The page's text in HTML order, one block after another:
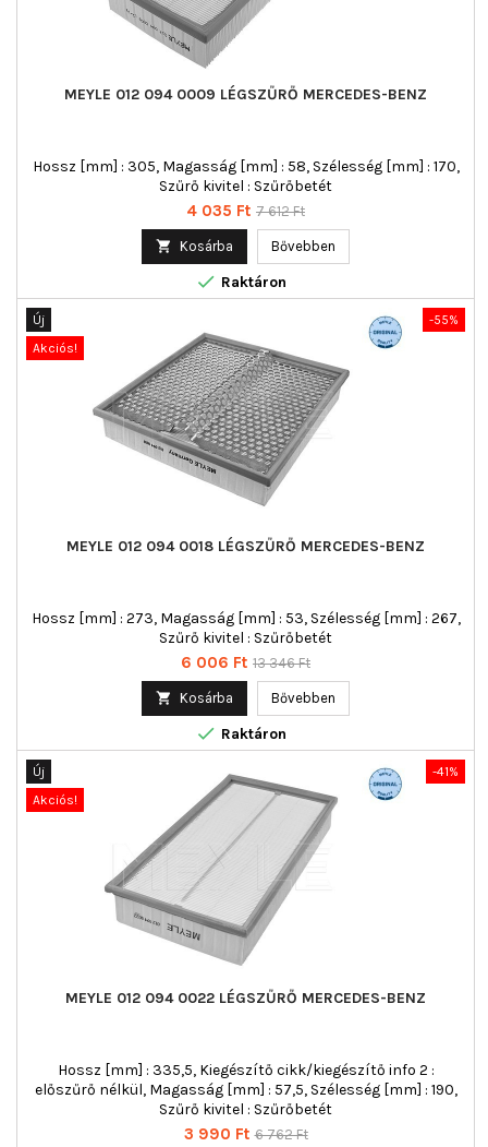
MEYLE 012 094 0009 LÉGSZŰRŐ MERCEDES-BENZ
Hossz [mm] : 305, Magasság [mm] : 58, Szélesség [mm] : 170,
Szűrő kivitel : Szűrőbetét
Ár
4 035 Ft Normál
7 612 Ft
 Kosárba Bővebben
 Raktáron
-55%
Új
Akciós!
MEYLE 012 094 0018 LÉGSZŰRŐ MERCEDES-BENZ
Hossz [mm] : 273, Magasság [mm] : 53, Szélesség [mm] : 267,
Szűrő kivitel : Szűrőbetét
Ár
6 006 Ft Normál
13 346 Ft
 Kosárba Bővebben
 Raktáron
-41%
Új
Akciós!
MEYLE 012 094 0022 LÉGSZŰRŐ MERCEDES-BENZ
Hossz [mm] : 335,5, Kiegészítő cikk/kiegészítő info 2 :
előszűrő nélkül, Magasság [mm] : 57,5, Szélesség [mm] : 190,
Szűrő kivitel : Szűrőbetét
Ár
3 990 Ft Normál
6 762 Ft